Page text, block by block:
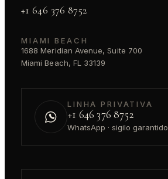
+1 646 376 8752
MIAMI BEACH
1688 Meridian Avenue, Suite 700
Miami Beach, FL 33139
LINHA PRIVATIVA
+1 646 376 8752
WhatsApp · sigilo garantido